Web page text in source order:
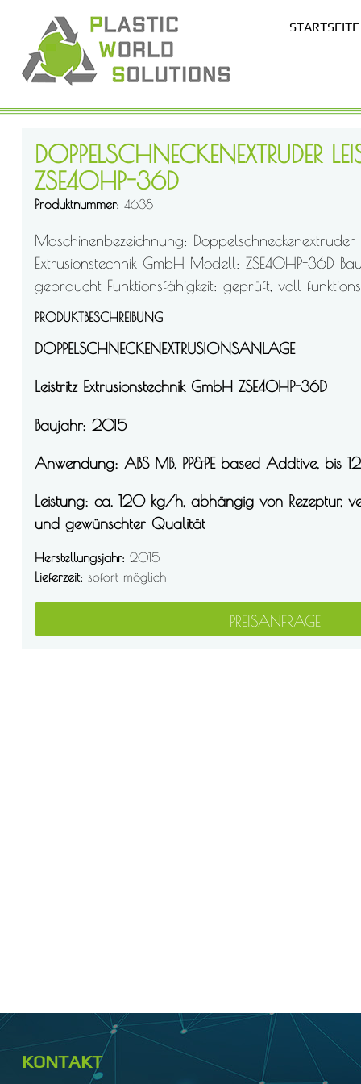
STARTSEITE
DOPPELSCHNECKENEXTRUDER
ZSE40HP-36D
Produktnummer 4638
PRODUKTBESCHREIBUNG
DOPPELSCHNECKENEXTRUSIONSANLAGE
Leistritz Extrusionstechnik GmbH ZSE40HP-36D
Baujahr: 2015
Anwendung: ABS MB, PP&PE based Addtive, bis
Leistung: ca. 120 kg/h, abhängig von Rezeptur,
und gewünschter Qualität
Herstellungsjahr 2015
Lieferzeit sofort möglich
PREISANFRAGE
KONTAKT
DOPPELSCHNECKENEXTRUDER
ZSE40HP-36D
Produktnummer 4638
Maschinenbezeichnung: Doppelschneckenextruder
Extrusionstechnik GmbH Modell: ZSE40HP-36D
gebraucht Funktionsfähigkeit: geprüft, voll
PRODUKTBESCHREIBUNG
DOPPELSCHNECKENEXTRUSIONSANLAGE
Leistritz Extrusionstechnik GmbH ZSE40HP-36D
Baujahr: 2015
Anwendung: ABS MB, PP&PE based Addtive, bis
Leistung: ca. 120 kg/h, abhängig von Rezeptur,
und gewünschter Qualität
Herstellungsjahr 2015
Lieferzeit sofort möglich
PREISANFRAGE